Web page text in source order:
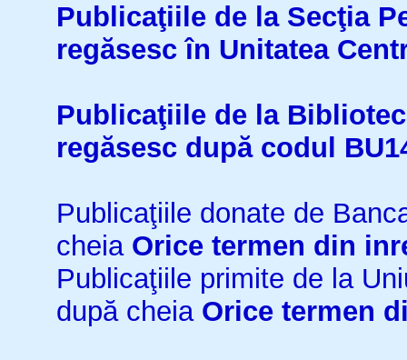
Publicaţiile de la Secţia
regăsesc în Unitatea
Publicaţiile de la
regăsesc după codul
Publicaţiile donate de
cheia Orice termen din
Publicaţiile primite de la
după cheia Orice termen